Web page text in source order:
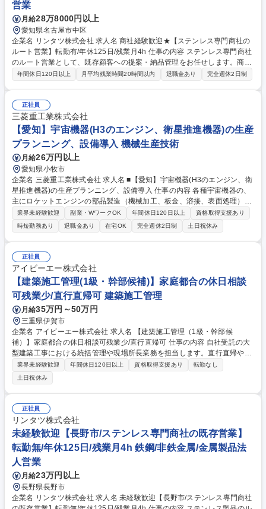
営業
月給28万8000円以上
愛知県名古屋市中区
企業名 リンタツ株式会社 求人名 商社経験歓迎★【ステンレス専門商社の
ルート営業】転勤有/年休125日/残業月4h 仕事の内容 ステンレス専門商社
のルート営業として、既存顧客への提案・納品管理をお任せします。商社
での経験を活かしながら、知識を習得していただき、早期活躍を期待しま
産部門との加工・納期調整、物流手配 ■納品後のアフターフォローおよび
信頼関係の構築 【取引先】自動車、医療機器、厨房、建材など約1,000
社。長年培った「絆」を武器に、素材＋αの価値を提供します。自社一貫
体制のため、顧客の要望に柔軟かつ迅速に応えられます。 募集職種 商社
経験歓迎★【ステンレス専門商社のルート営業】転勤有/年休125日/残業月
4h
年間休日120日以上 月平均残業時間20時間以内 退職金あり 完全週休2日制
正社員
三菱重工業株式会社
【愛知】宇宙機器(H3のエンジン、衛星推進機器)の生産
プランニング、設備導入 機械生産技術
月給26万円以上
愛知県小牧市
企業名 三菱重工業株式会社 求人名 ■【愛知】宇宙機器(H3のエンジン、衛
星推進機器)の生産プランニング、設備導入 仕事の内容 各種宇宙機器の、
主にロケットエンジンの部品製造（機械加工、板金、溶接、表面処理）に
関する生産プランナ業務及び製造に用いる設備の導入に関わる業務に携わ
っていただきます。 【詳細】■生産工程を立案、設定し、必要な各種設
備、治工具類、マニュアル類の整備 ■生産現場の改善、各種トラブルシュ
ート ■生産に供する設備の選定、仕様調整、予算確保、工事対応等の設備
導入に関わる一連の業務 ※入社時点での専門知識は必須といたしません。
必要な知識は入社後に実務及び研修（社内外）を通して覚えて頂きます。
（理系としての下地や論理的な思考力は必要となります。） 募集職種 ■
【愛知】宇宙機器(H3のエンジン、衛星推進機器)の生産プランニング、設
備導入
業界未経験歓迎 副業・WワークOK 年間休日120日以上
資格取得支援あり
時短勤務あり
退職金あり 在宅OK 完全週休2日制 土日祝休み
正社員
アイビーエー株式会社
【建築施工管理(1級・幹部候補)】家庭都合の休日相談
可残業少/直行直帰可 建築施工管理
月給35万円～50万円
三重県伊賀市
企業名 アイビーエー株式会社 求人名 【建築施工管理（1級・幹部候
補）】家庭都合の休日相談可残業少/直行直帰可 仕事の内容 自社受託の大
型建築工事における統括管理や現場所長業務を担当します。直行直帰や
「月〇回の家庭都合の休日相談」等の柔軟な環境下で、豊富な現場経験を
活かし幹部候補や後進の育成者として活躍できる求人です。 工場、商業施
設、オフィスビル等、自社手掛ける大型建築工事の現場統括および所長業
務をお任せします。 ・大型プロジェクトの施工計画立案、工程及び施工図
の統括管理 ・協力会社の組織統括、高度な安全・品質・原価管理 ・発注
者や設計士との折衝、技術提案 ・経験の浅い施工管理や2級保有者の育
成・技術指導 大阪・愛知等の現場へは社用車を貸与し直行直帰を徹底。出
張も短期間に制限しています。 募集職種 【建築施工管理（1級・幹部候
補）】家庭都合の休日相談可残業少/直行直帰可
業界未経験歓迎 年間休日120日以上 資格取得支援あり
転勤なし
土日祝休み
正社員
リンタツ株式会社
未経験歓迎【長野市/ステンレス専門商社の既存営業】
転勤無/年休125日/残業月4h 鉄鋼/非鉄金属/金属製品法
人営業
月給23万円以上
長野県長野市
企業名 リンタツ株式会社 求人名 未経験歓迎【長野市/ステンレス専門商社